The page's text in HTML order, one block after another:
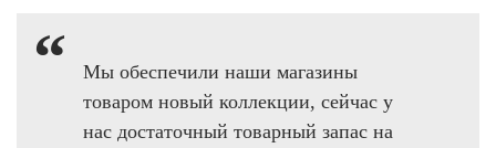
Мы обеспечили наши магазины
товаром новый коллекции, сейчас у
нас достаточный товарный запас на